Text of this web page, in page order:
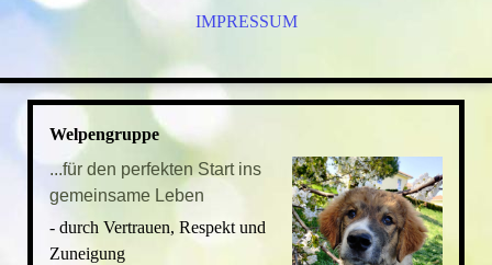
SPIELSTUNDE
RAUFERGRUPPE
SPAZIERGÄNGE
KURSE
IMPRESSUM
Welpengruppe
...für den perfekten Start ins
gemeinsame Leben
- durch Vertrauen, Respekt und
Zuneigung